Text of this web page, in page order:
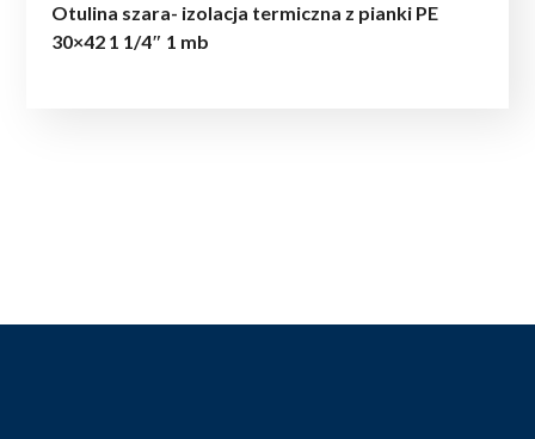
Otulina szara- izolacja termiczna z pianki PE
30×42 1 1/4″ 1 mb